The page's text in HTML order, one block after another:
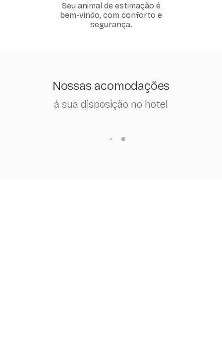
Seu animal de estimação é
bem-vindo, com conforto e
segurança.
Nossas acomodações
à sua disposição no hotel